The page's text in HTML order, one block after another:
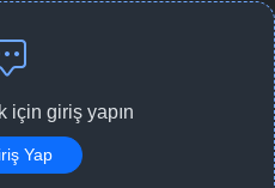
için giriş yapın
Yap